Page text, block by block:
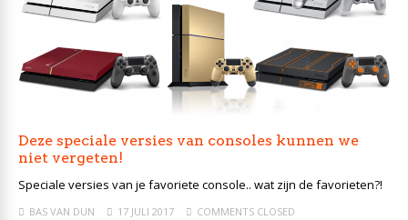
Deze speciale versies van consoles kunnen we
niet vergeten!
Speciale versies van je favoriete console.. wat zijn de favorieten?!
BAS VAN DUN 17 JULI 2017 COMMENTS CLOSED